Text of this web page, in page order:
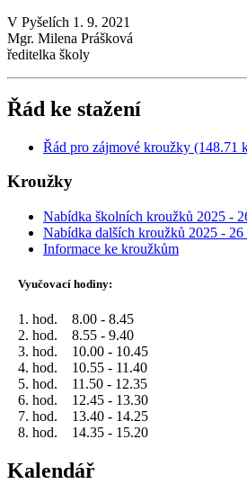
V Pyšelích 1.
Mgr. Milena Prášková
ředitelka školy
Řád ke stažení
Řád pro zájmové kroužky (148.71
Kroužky
Nabídka školních kroužků 2025 -
Nabídka dalších kroužků 2025 -
Informace ke kroužkům
Vyučovací hodiny:
1. hod. 8.00 - 8.45
2. hod. 8.55 - 9.40
3. hod. 10.00 - 10.45
4. hod. 10.55 - 11.40
5. hod. 11.50 - 12.35
6. hod. 12.45 - 13.30
7. hod. 13.40 - 14.25
8. hod. 14.35 - 15.20
Kalendář